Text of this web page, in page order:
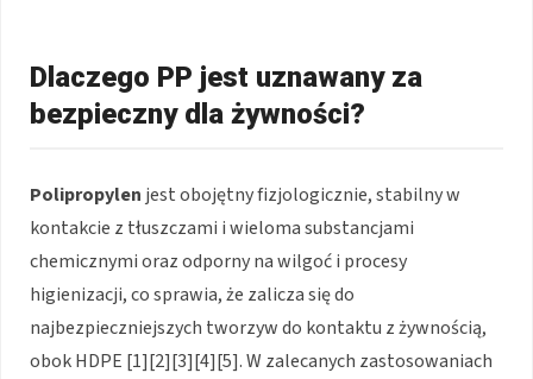
Dlaczego PP jest uznawany za
bezpieczny dla żywności?
Polipropylen jest obojętny fizjologicznie, stabilny w
kontakcie z tłuszczami i wieloma substancjami
chemicznymi oraz odporny na wilgoć i procesy
higienizacji, co sprawia, że zalicza się do
najbezpieczniejszych tworzyw do kontaktu z żywnością,
obok HDPE [1][2][3][4][5]. W zalecanych zastosowaniach